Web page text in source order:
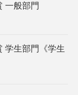
一般部門
学生部門《学生